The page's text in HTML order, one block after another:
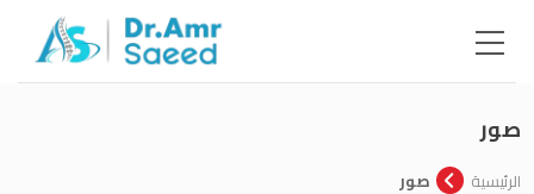
صور
الرئيسية صور